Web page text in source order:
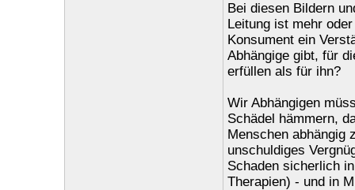
Bei diesen Bildern
Leitung ist mehr
Konsument ein
Abhängige gibt, für
erfüllen als für ihn?
Wir Abhängigen
Schädel hämmern,
Menschen abhängig
unschuldiges
Schaden sicherlich
Therapien) - und in